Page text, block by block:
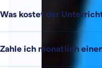
Was kostet der
Zahle ich monatlich